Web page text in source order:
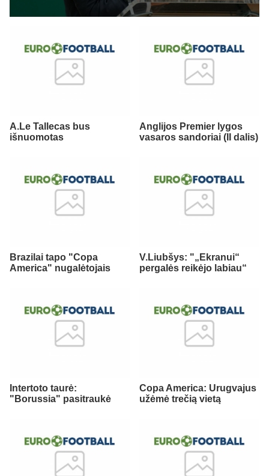
A.Le Tallecas bus
išnuomotas
Anglijos Premier lygos
vasaros sandoriai (II dalis)
Brazilai tapo "Copa
America" nugalėtojais
V.Liubšys: "„Ekranui“
pergalės reikėjo labiau“
Intertoto taurė:
"Borussia" pasitraukė
Copa America: Urugvajus
užėmė trečią vietą